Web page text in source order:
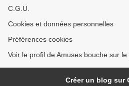
C.G.U.
Cookies et données personnelles
Préférences cookies
Voir le profil de Amuses bouche sur
Créer un blog sur